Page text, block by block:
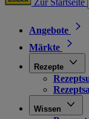
Zur Startseite
Angebote
Märkte
Rezepte
Wissen